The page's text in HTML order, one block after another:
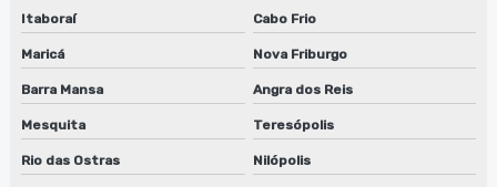
Empresa que faz conserto de lavadora de anilox
Empresa que faz conserto de lavadora de anilox em sp
Empresa que faz conserto de lavadora de cilindros
Empresa que faz conserto de lavadora de cilindros em sp
Itaboraí Cabo Frio
Maricá Nova Friburgo
Barra Mansa Angra dos Reis
Mesquita Teresópolis
Rio das Ostras Nilópolis